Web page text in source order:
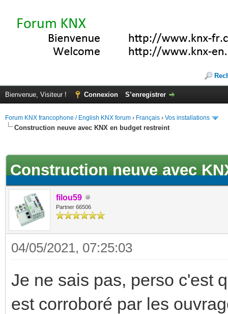
Bienvenue, Visiteur ! Connexion S’enregistrer
Forum KNX francophone / English KNX forum › Français › Vos installations
Construction neuve avec KNX en budget restreint
Construction neuve avec
filou59
Partner 66506
04/05/2021, 07:25:03
Je ne sais pas, perso c'est
est corroboré par les